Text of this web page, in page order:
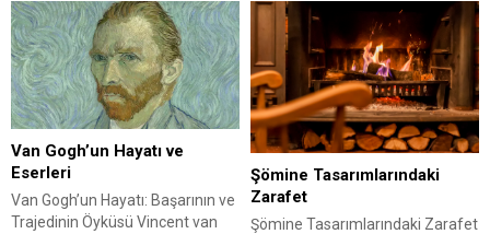
hareket edilerek; beyaz ve
aydınlık zeminlerde daha soft
renkler tercih edilmelidir.
Karaman ve mat renklerde ise iç
açıcı aydınlık ve canlı renkelr
tercih edilerek ortam daha...
hayatınıza getireceği renklerle
daha mutlu, daha anlamlı bir
yaşam sürmenizi sağlayabilir.
İşte...
Van Gogh’un Hayatı ve
Eserleri
Van Gogh’un Hayatı: Başarının ve
Trajedinin Öyküsü Vincent van
Şömine Tasarımlarındaki
Zarafet
Şömine Tasarımlarındaki Zarafet